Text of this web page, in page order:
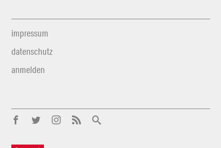
impressum
datenschutz
anmelden